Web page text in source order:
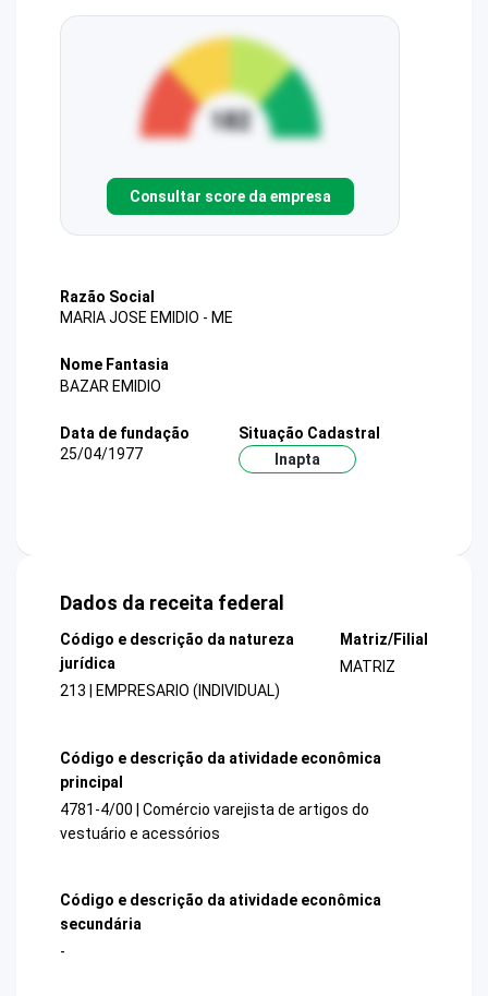
Consultar score da empresa
Razão Social
MARIA JOSE EMIDIO - ME
Nome Fantasia
BAZAR EMIDIO
Data de fundação
25/04/1977
Situação Cadastral
Inapta
Dados da receita federal
Código e descrição da natureza
jurídica
213 | EMPRESARIO (INDIVIDUAL)
Matriz/Filial
MATRIZ
Código e descrição da atividade econômica
principal
4781-4/00 | Comércio varejista de artigos do
vestuário e acessórios
Código e descrição da atividade econômica
secundária
-